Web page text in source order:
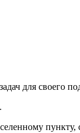
для своего
пункту,